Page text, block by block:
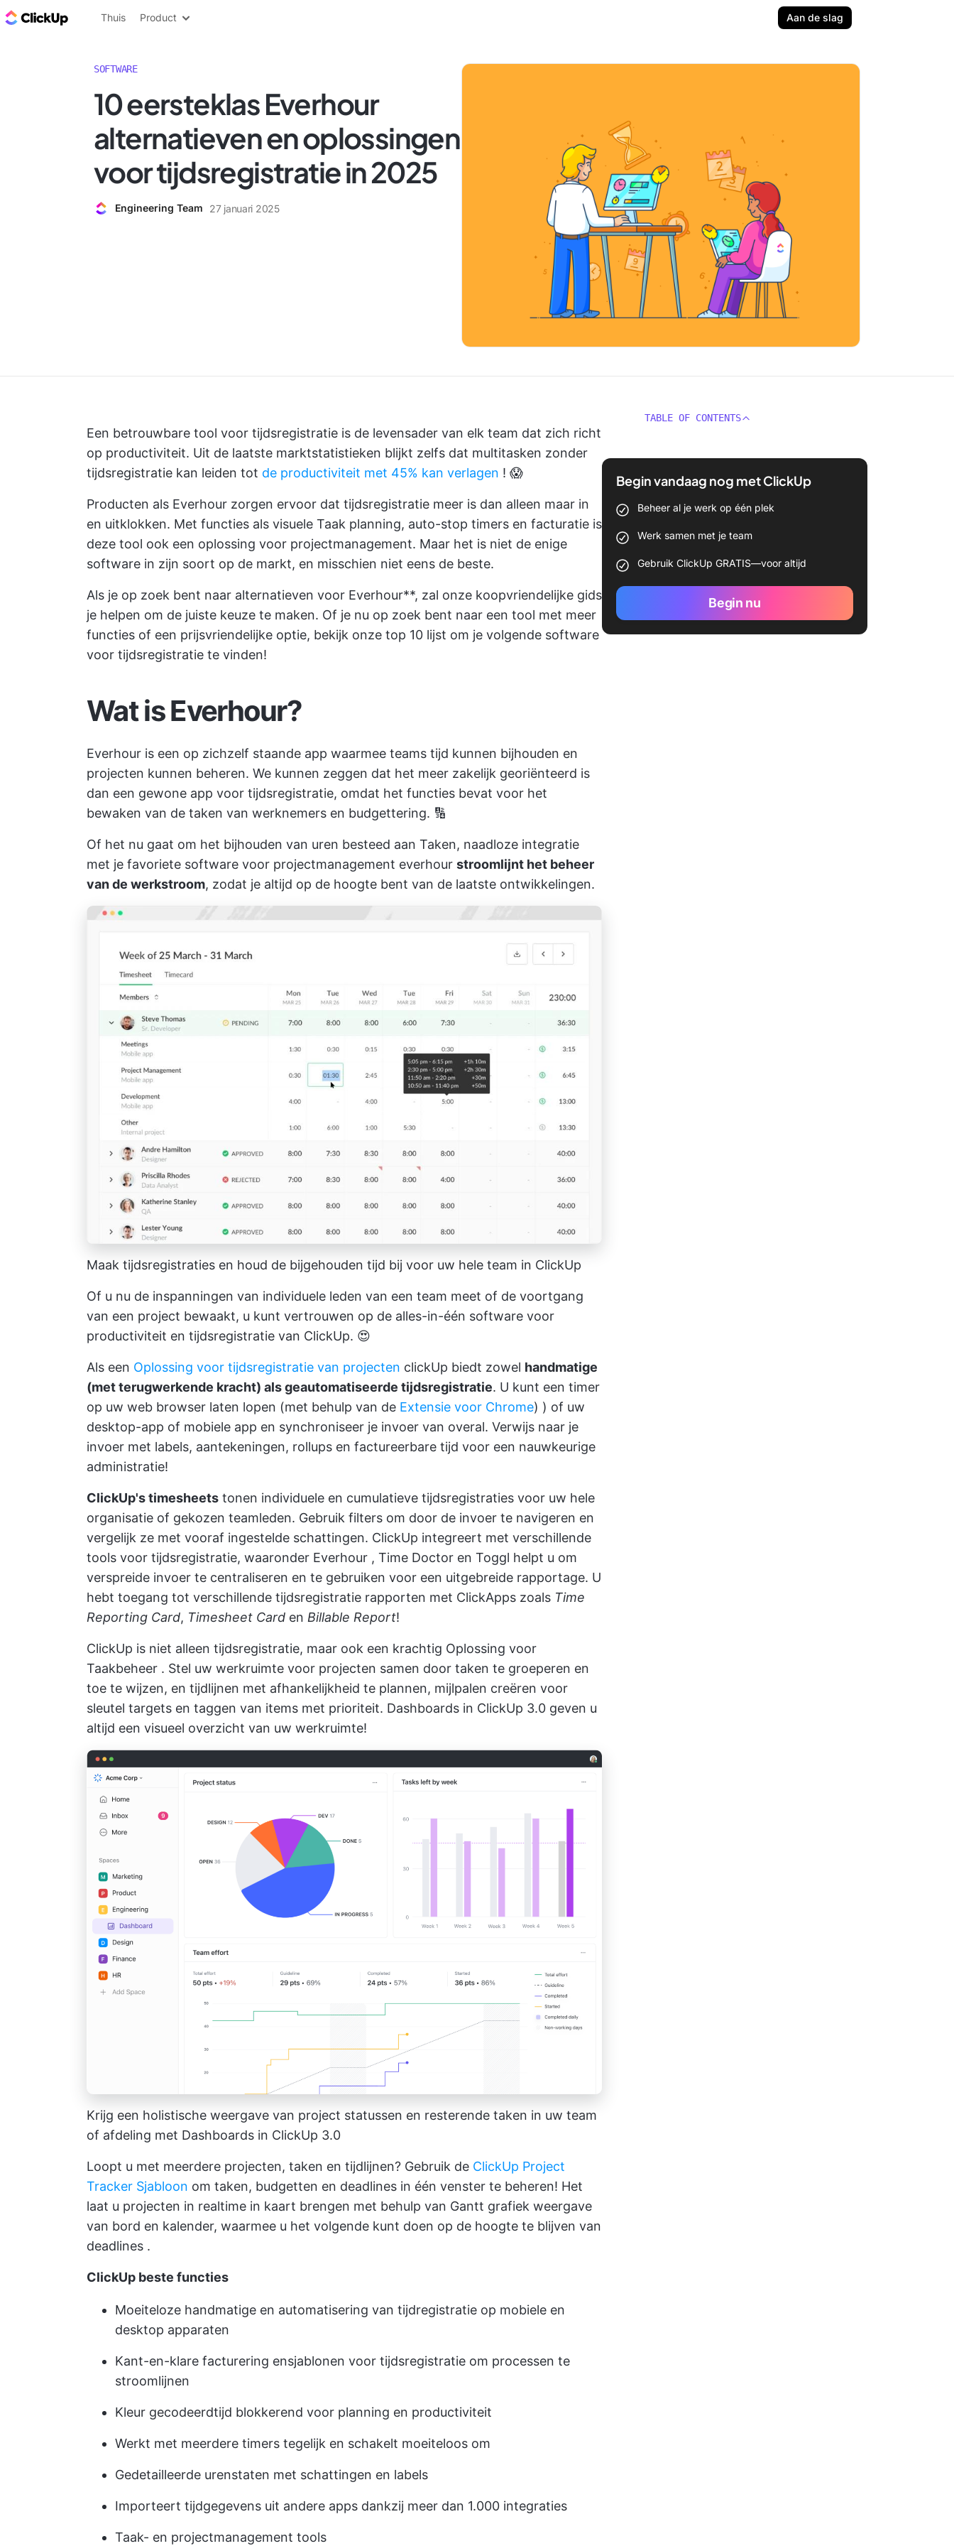
ClickUp Blog
Thuis Product Aan de slag
SOFTWARE
10 eersteklas Everhour
alternatieven en oplossingen
voor tijdsregistratie in 2025
Engineering Team 27 januari 2025
Een betrouwbare tool voor tijdsregistratie is de levensader van elk team dat zich richt
op productiviteit. Uit de laatste marktstatistieken blijkt zelfs dat multitasken zonder
tijdsregistratie kan leiden tot de productiviteit met 45% kan verlagen ! 😱
Producten als Everhour zorgen ervoor dat tijdsregistratie meer is dan alleen maar in
en uitklokken. Met functies als visuele Taak planning, auto-stop timers en facturatie is
deze tool ook een oplossing voor projectmanagement. Maar het is niet de enige
software in zijn soort op de markt, en misschien niet eens de beste.
Als je op zoek bent naar alternatieven voor Everhour**, zal onze koopvriendelijke gids
je helpen om de juiste keuze te maken. Of je nu op zoek bent naar een tool met meer
functies of een prijsvriendelijke optie, bekijk onze top 10 lijst om je volgende software
voor tijdsregistratie te vinden!
Wat is Everhour?
Everhour is een op zichzelf staande app waarmee teams tijd kunnen bijhouden en
projecten kunnen beheren. We kunnen zeggen dat het meer zakelijk georiënteerd is
dan een gewone app voor tijdsregistratie, omdat het functies bevat voor het
bewaken van de taken van werknemers en budgettering. 🔢
Of het nu gaat om het bijhouden van uren besteed aan Taken, naadloze integratie
met je favoriete software voor projectmanagement everhour stroomlijnt het beheer
van de werkstroom, zodat je altijd op de hoogte bent van de laatste ontwikkelingen.
Maak tijdsregistraties en houd de bijgehouden tijd bij voor uw hele team in ClickUp
Of u nu de inspanningen van individuele leden van een team meet of de voortgang
van een project bewaakt, u kunt vertrouwen op de alles-in-één software voor
productiviteit en tijdsregistratie van ClickUp. 😍
Als een Oplossing voor tijdsregistratie van projecten clickUp biedt zowel handmatige
(met terugwerkende kracht) als geautomatiseerde tijdsregistratie. U kunt een timer
op uw web browser laten lopen (met behulp van de Extensie voor Chrome) ) of uw
desktop-app of mobiele app en synchroniseer je invoer van overal. Verwijs naar je
invoer met labels, aantekeningen, rollups en factureerbare tijd voor een nauwkeurige
administratie!
ClickUp's timesheets tonen individuele en cumulatieve tijdsregistraties voor uw hele
organisatie of gekozen teamleden. Gebruik filters om door de invoer te navigeren en
vergelijk ze met vooraf ingestelde schattingen. ClickUp integreert met verschillende
tools voor tijdsregistratie, waaronder Everhour , Time Doctor en Toggl helpt u om
verspreide invoer te centraliseren en te gebruiken voor een uitgebreide rapportage. U
hebt toegang tot verschillende tijdsregistratie rapporten met ClickApps zoals Time
Reporting Card, Timesheet Card en Billable Report!
ClickUp is niet alleen tijdsregistratie, maar ook een krachtig Oplossing voor
Taakbeheer . Stel uw werkruimte voor projecten samen door taken te groeperen en
toe te wijzen, en tijdlijnen met afhankelijkheid te plannen, mijlpalen creëren voor
sleutel targets en taggen van items met prioriteit. Dashboards in ClickUp 3.0 geven u
altijd een visueel overzicht van uw werkruimte!
Krijg een holistische weergave van project statussen en resterende taken in uw team
of afdeling met Dashboards in ClickUp 3.0
Loopt u met meerdere projecten, taken en tijdlijnen? Gebruik de ClickUp Project
Tracker Sjabloon om taken, budgetten en deadlines in één venster te beheren! Het
laat u projecten in realtime in kaart brengen met behulp van Gantt grafiek weergave
van bord en kalender, waarmee u het volgende kunt doen op de hoogte te blijven van
deadlines .
ClickUp beste functies
Moeiteloze handmatige en automatisering van tijdregistratie op mobiele en
desktop apparaten
Kant-en-klare facturering ensjablonen voor tijdsregistratie om processen te
stroomlijnen
Kleur gecodeerdtijd blokkerend voor planning en productiviteit
Werkt met meerdere timers tegelijk en schakelt moeiteloos om
Gedetailleerde urenstaten met schattingen en labels
Importeert tijdgegevens uit andere apps dankzij meer dan 1.000 integraties
Taak- en projectmanagement tools
TABLE OF CONTENTS
Begin vandaag nog met ClickUp
Beheer al je werk op één plek
Werk samen met je team
Gebruik ClickUp GRATIS—voor altijd
Begin nu